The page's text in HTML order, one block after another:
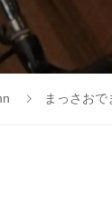
まっさおで